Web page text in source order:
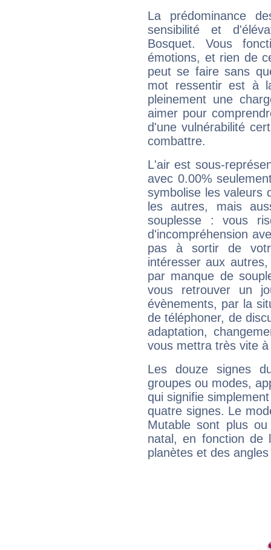
La prédominance
sensibilité et
Bosquet. Vous
émotions, et rien de
peut se faire sans
mot ressentir est à
pleinement une
aimer pour
d'une vulnérabilité
combattre.
L'air est sous-
avec 0.00%
symbolise les valeurs
les autres, mais
souplesse : vous
d'incompréhension
pas à sortir de
intéresser aux
par manque de
vous retrouver un
évènements, par la
de téléphoner, de
adaptation,
vous mettra très vite
Les douze signes
groupes ou modes,
qui signifie
quatre signes. Le
Mutable sont plus
natal, en fonction de
planètes et des